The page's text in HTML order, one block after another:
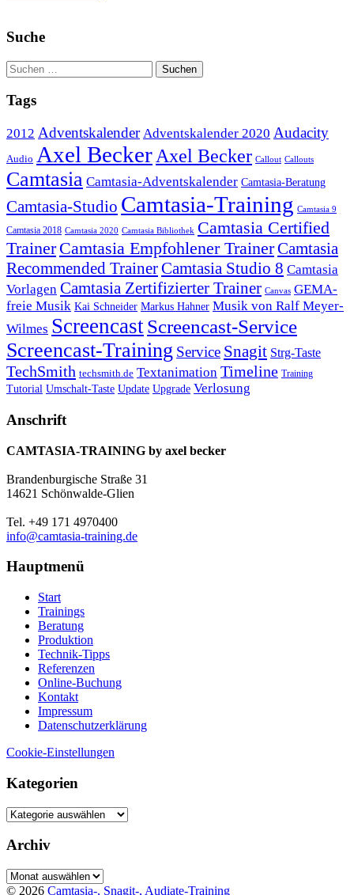
Suche
Tags
2012 Adventskalender Adventskalender 2020 Audacity
Audio Axel Becker Axel Becker Callout Callouts
Camtasia Camtasia-Adventskalender Camtasia-Beratung
Camtasia-Studio Camtasia-Training Camtasia 9
Camtasia 2018 Camtasia 2020 Camtasia Bibliothek Camtasia Certified
Trainer Camtasia Empfohlener TrainerCamtasia
Recommended TrainerCamtasia Studio 8 Camtasia
Vorlagen Camtasia Zertifizierter Trainer Canvas GEMA-
freie Musik Kai Schneider Markus Hahner Musik von Ralf Meyer-
Wilmes ScreencastScreencast-Service
Screencast-Training Service Snagit Strg-Taste
TechSmith techsmith.de Textanimation Timeline Training
Tutorial Umschalt-Taste Update Upgrade Verlosung
Anschrift
CAMTASIA-TRAINING by axel becker
Brandenburgische Straße 31
14621 Schönwalde-Glien
Tel. +49 171 4970400
info@camtasia-training.de
Hauptmenü
Start
Trainings
Beratung
Produktion
Technik-Tipps
Referenzen
Online-Buchung
Kontakt
Impressum
Datenschutzerklärung
Cookie-Einstellungen
Kategorien
Kategorien
Archiv
Archiv
© 2026 Camtasia-, Snagit-, Audiate-Training